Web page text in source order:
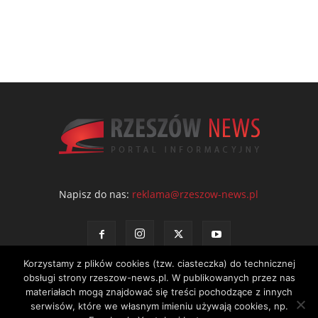
Napisz do nas: reklama@rzeszow-news.pl
Kontakt Polityka prywatności Regulamin portalu
Korzystamy z plików cookies (tzw. ciasteczka) do technicznej
obsługi strony rzeszow-news.pl. W publikowanych przez nas
materiałach mogą znajdować się treści pochodzące z innych
serwisów, które we własnym imieniu używają cookies, np.